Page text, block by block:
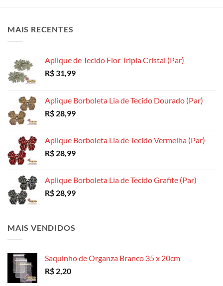
As
ser
escolhidas
do
produto
MAIS RECENTES
Aplique de Tecido Flor Tripla Cristal (Par)
R$ 31,99
Aplique Borboleta Lia de Tecido Dourado (Par)
R$ 28,99
Aplique Borboleta Lia de Tecido Vermelha (Par)
R$ 28,99
Aplique Borboleta Lia de Tecido Grafite (Par)
R$ 28,99
MAIS VENDIDOS
Saquinho de Organza Branco 35 x 20cm
R$ 2,20